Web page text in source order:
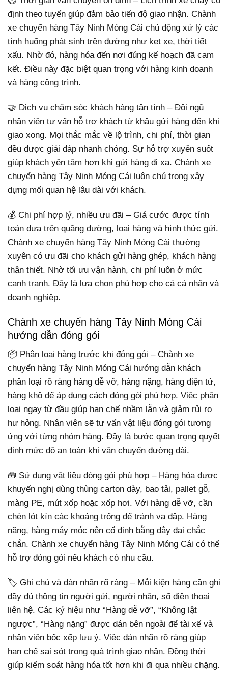
định theo tuyến giúp đảm bảo tiến độ giao nhận. Chành
xe chuyển hàng Tây Ninh Móng Cái chủ động xử lý các
tình huống phát sinh trên đường như kẹt xe, thời tiết
xấu. Nhờ đó, hàng hóa đến nơi đúng kế hoạch đã cam
kết. Điều này đặc biệt quan trọng với hàng kinh doanh
và hàng công trình.
🤝 Dịch vụ chăm sóc khách hàng tận tình – Đội ngũ
nhân viên tư vấn hỗ trợ khách từ khâu gửi hàng đến khi
giao xong. Mọi thắc mắc về lộ trình, chi phí, thời gian
đều được giải đáp nhanh chóng. Sự hỗ trợ xuyên suốt
giúp khách yên tâm hơn khi gửi hàng đi xa. Chành xe
chuyển hàng Tây Ninh Móng Cái luôn chú trọng xây
dựng mối quan hệ lâu dài với khách.
💰 Chi phí hợp lý, nhiều ưu đãi – Giá cước được tính
toán dựa trên quãng đường, loại hàng và hình thức gửi.
Chành xe chuyển hàng Tây Ninh Móng Cái thường
xuyên có ưu đãi cho khách gửi hàng ghép, khách hàng
thân thiết. Nhờ tối ưu vận hành, chi phí luôn ở mức
cạnh tranh. Đây là lựa chọn phù hợp cho cả cá nhân và
doanh nghiệp.
Chành xe chuyển hàng Tây Ninh Móng Cái
hướng dẫn đóng gói
📦 Phân loại hàng trước khi đóng gói – Chành xe
chuyển hàng Tây Ninh Móng Cái hướng dẫn khách
phân loại rõ ràng hàng dễ vỡ, hàng nặng, hàng điện tử,
hàng khô để áp dụng cách đóng gói phù hợp. Việc phân
loại ngay từ đầu giúp hạn chế nhầm lẫn và giảm rủi ro
hư hỏng. Nhân viên sẽ tư vấn vật liệu đóng gói tương
ứng với từng nhóm hàng. Đây là bước quan trọng quyết
định mức độ an toàn khi vận chuyển đường dài.
🧰 Sử dụng vật liệu đóng gói phù hợp – Hàng hóa được
khuyến nghị dùng thùng carton dày, bao tải, pallet gỗ,
màng PE, mút xốp hoặc xốp hơi. Với hàng dễ vỡ, cần
chèn lót kín các khoảng trống để tránh va đập. Hàng
nặng, hàng máy móc nên cố định bằng dây đai chắc
chắn. Chành xe chuyển hàng Tây Ninh Móng Cái có thể
hỗ trợ đóng gói nếu khách có nhu cầu.
🏷 Ghi chú và dán nhãn rõ ràng – Mỗi kiện hàng cần ghi
đầy đủ thông tin người gửi, người nhận, số điện thoại
liên hệ. Các ký hiệu như “Hàng dễ vỡ”, “Không lật
ngược”, “Hàng nặng” được dán bên ngoài để tài xế và
nhân viên bốc xếp lưu ý. Việc dán nhãn rõ ràng giúp
hạn chế sai sót trong quá trình giao nhận. Đồng thời
giúp kiểm soát hàng hóa tốt hơn khi đi qua nhiều chặng.